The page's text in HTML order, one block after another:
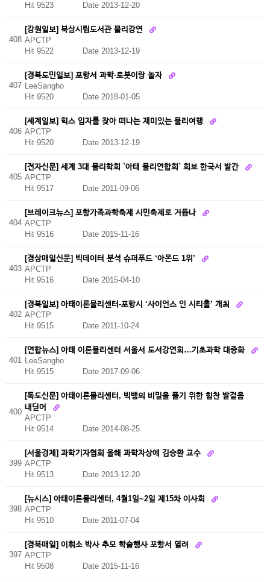
Hit 9523
Date 2013-12-20
408
[강원일보] 북삼시립도서관 물리강연
APCTP
Hit 9522
Date 2013-12-19
407
[경북도민일보] 포항서 과학·로봇이랑 놀자
LeeSangho
Hit 9520
Date 2018-01-05
406
[세계일보] 힉스 입자를 찾아 떠나는 재미있는 물리여행
APCTP
Hit 9520
Date 2013-12-19
405
[전자신문] 세계 3대 물리학회 `아태 물리연합회` 회보 한국서 발간
APCTP
Hit 9517
Date 2011-09-06
404
[브레이크뉴스] 포항가족과학축제 시민축제로 거듭나
APCTP
Hit 9516
Date 2015-11-16
403
[경상매일신문] 빅데이터 분석 슈퍼푸드 ‘아몬드 1위’
APCTP
Hit 9516
Date 2015-04-10
402
[경북일보] 아태이론물리센터-포항시 ‘사이언스 인 시티홀’ 개최
APCTP
Hit 9515
Date 2011-10-24
401
[연합뉴스] 아태 이론물리센터 서울서 도서강연회…기초과학 대중화
LeeSangho
Hit 9515
Date 2017-09-06
400
[독도신문] 아태이론물리센터, 빅뱅의 비밀을 풀기 위한 힘찬 발걸음
내딛어
APCTP
Hit 9514 Date 2014-08-25
399
[서울경제] 과학기자협회 올해 과학자상에 김승환 교수
APCTP
Hit 9513
Date 2013-12-20
398
[뉴시스] 아태이론물리센터, 4월1일~2일 제15차 이사회
APCTP
Hit 9510
Date 2011-07-04
397
[경북매일] 이휘소 박사 추모 학술행사 포항서 열려
APCTP
Hit 9508
Date 2015-11-16